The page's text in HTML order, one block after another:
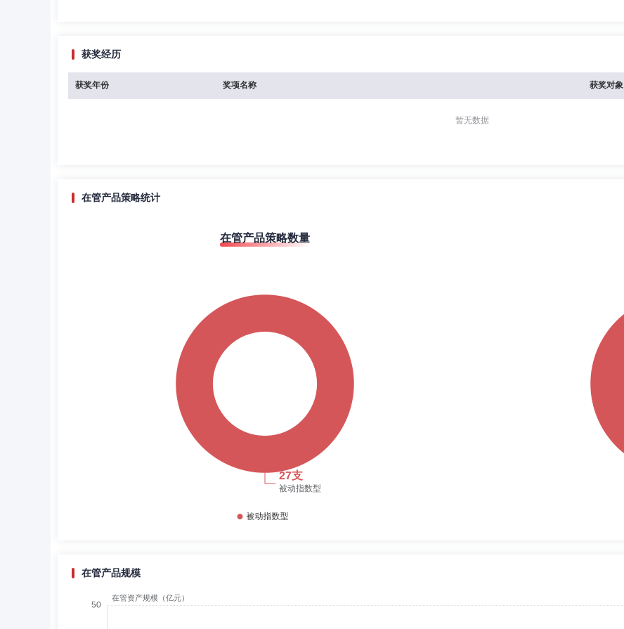
获奖经历
获奖年份 奖项名称 获奖对象
暂无数据
在管产品策略统计
在管产品策略数量
在管产品规模